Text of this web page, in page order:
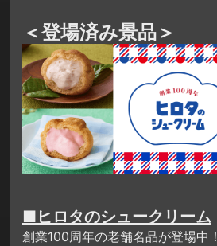
＜登場済み景品＞
■ヒロタのシュークリーム
創業100周年の老舗名品が登場中！